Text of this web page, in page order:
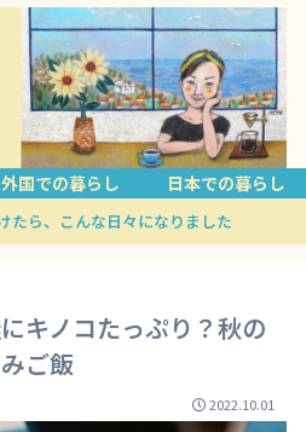
外国での暮らし 日本での暮らし
たら、こんな日々になりました
キノコたっぷり？秋の
ご飯
2022.10.01